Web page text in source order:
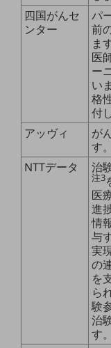
ドコモケータイ
5G対応ホームルーター
IOT完了済みメーカーブ
料金
料金TOP
ドコモBiz データ無制
四国がんセ
ンター
パ
前
ま
医
ー
い
格
付
アッヴィ
が
す。
NTTデータ
治
注3
医
進
情
与
実
の
を
ら
験
治
す。